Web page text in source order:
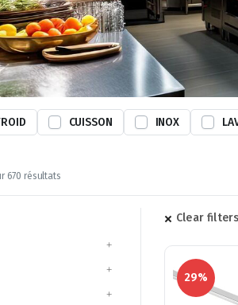
CUISSON INOX
670 résultatsTrié
Clear filters
29%